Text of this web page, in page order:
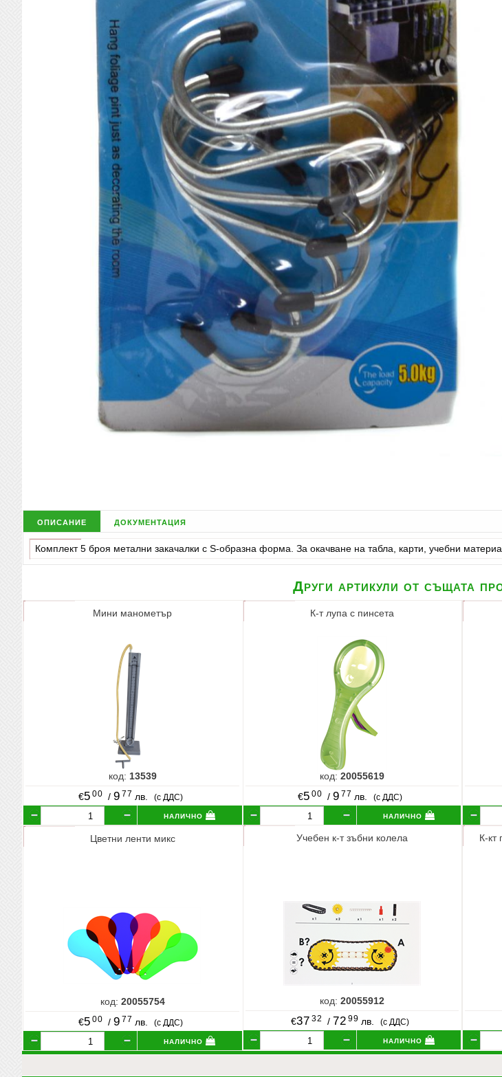
описание документация
Комплект 5 броя метални закачалки с S-образна форма. За окачване на табла, карти, учебни
Други артикули от същата
Мини манометър
код: 13539
€5 00 / 9 77 лв. (с ДДС)
налично
К-т лупа с пинсета
код: 20055619
€5 00 / 9 77 лв. (с ДДС)
налично
Цветни ленти микс
код: 20055754
€5 00 / 9 77 лв. (с ДДС)
налично
Учебен к-т зъбни колела
код: 20055912
€37 32 / 72 99 лв. (с ДДС)
налично
К-кт